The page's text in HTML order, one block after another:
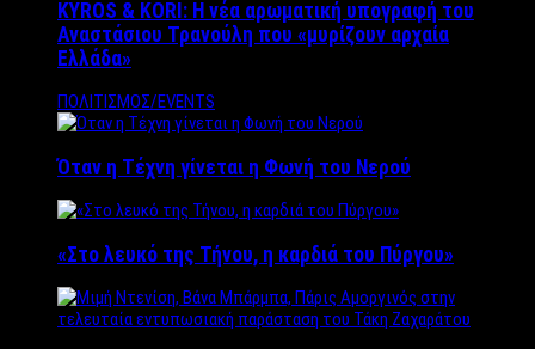
KYROS & KORI: Η νέα αρωματική υπογραφή του
Αναστάσιου Τρανούλη που «μυρίζουν αρχαία
Ελλάδα»
ΠΟΛΙΤΙΣΜΟΣ/EVENTS
Όταν η Τέχνη γίνεται η Φωνή του Νερού
«Στο λευκό της Τήνου, η καρδιά του Πύργου»